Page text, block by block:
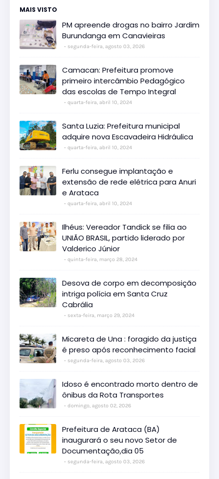
MAIS VISTO
PM apreende drogas no bairro Jardim
Burundanga em Canavieiras
segunda-feira, agosto 03, 2026
Camacan: Prefeitura promove
primeiro intercâmbio Pedagógico
das escolas de Tempo Integral
quarta-feira, abril 10, 2024
Santa Luzia: Prefeitura municipal
adquire nova Escavadeira Hidráulica
quarta-feira, abril 10, 2024
Ferlu consegue implantação e
extensão de rede elétrica para Anuri
e Arataca
quarta-feira, abril 10, 2024
Ilhéus: Vereador Tandick se filia ao
UNIÃO BRASIL, partido liderado por
Valderico Júnior
quinta-feira, março 28, 2024
Desova de corpo em decomposição
intriga polícia em Santa Cruz
Cabrália
sexta-feira, março 29, 2024
Micareta de Una : foragido da justiça
é preso após reconhecimento facial
segunda-feira, agosto 03, 2026
Idoso é encontrado morto dentro de
ônibus da Rota Transportes
domingo, agosto 02, 2026
Prefeitura de Arataca (BA)
inaugurará o seu novo Setor de
Documentação,dia 05
segunda-feira, agosto 03, 2026